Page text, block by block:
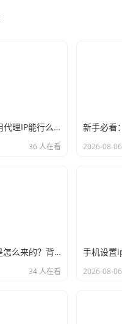
手机工作室用代理IP能行么？过来人的经验告诉你答案
36 人在看 2026-08-06
动态ip代理是怎么来的？背后的原理比你想象的精彩
34 人在看 2026-08-06